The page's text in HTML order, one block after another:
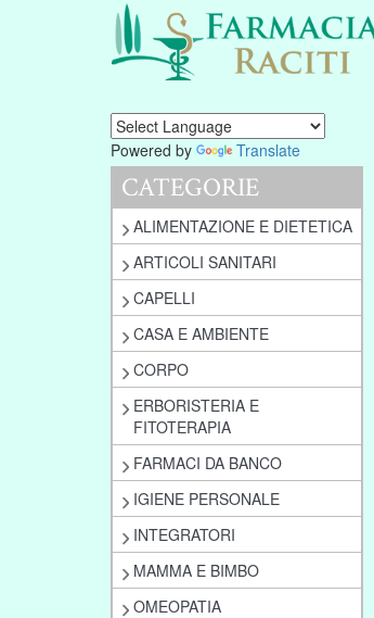
Powered by Translate
CATEGORIE
ALIMENTAZIONE E DIETETICA
ARTICOLI SANITARI
CAPELLI
CASA E AMBIENTE
CORPO
ERBORISTERIA E
FITOTERAPIA
FARMACI DA BANCO
IGIENE PERSONALE
INTEGRATORI
MAMMA E BIMBO
OMEOPATIA